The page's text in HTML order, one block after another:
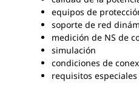
equipos de
soporte de red
medición de NS de
simulación
condiciones de
requisitos especiales